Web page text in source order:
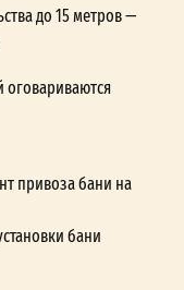
до 15 метров —
оговариваются
привоза бани на
бани